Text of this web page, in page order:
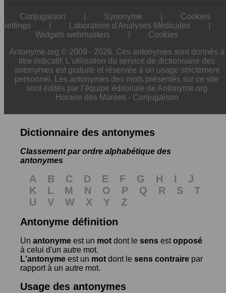
Conjugaison Synonyme
Cookies
settings
Laboratoire d'Analyses Médicales
Widgets webmasters
Cookies
Antonyme.org © 2009 - 2026. Ces antonymes sont donnés à
titre indicatif. L'utilisation du service de dictionnaire des
antonymes est gratuite et réservée à un usage strictement
personnel. Les antonymes des mots présentés sur ce site
sont édités par l’équipe éditoriale de Antonyme.org
Horaire des Marées - Conjugaison
Dictionnaire des antonymes
Classement par ordre alphabétique des
antonymes
A B C D E F G H I
J
K
L M N O P Q R S
T
U
V W X Y
Z
Antonyme définition
Un antonyme est un mot dont le sens estopposé
à celui d'un autre mot.
L'antonyme est un mot dont le sens contraire par
rapport à un autre mot.
Usage des antonymes